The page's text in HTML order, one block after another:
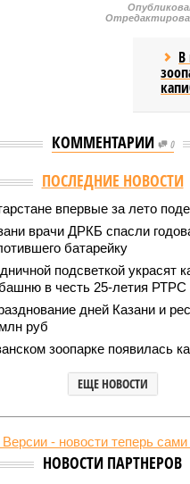
В
КОММЕНТАРИИ 0
//Татарстан нацелился на
на экспорт улиток
рынка
на экспорт улиток в Китай
его как потенциально
продукции.